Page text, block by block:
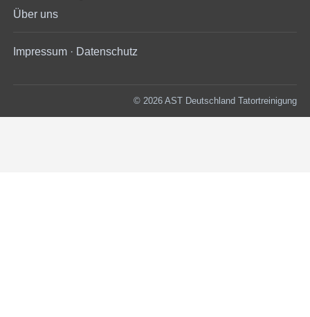
Über uns
Impressum · Datenschutz
© 2026 AST Deutschland Tatortreinigung